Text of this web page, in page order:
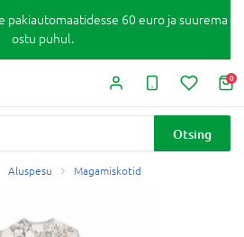
pakiautomaatidesse 60 euro ja suurema
ostu puhul.
0
Otsing
Aluspesu Magamiskotid